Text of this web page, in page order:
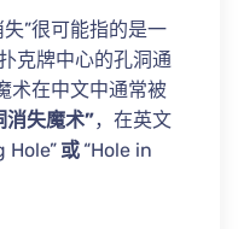
”很可能指的是一
克牌中心的孔洞通
术在中文中通常被
消失魔术”，在英文
Hole” 或 “Hole in